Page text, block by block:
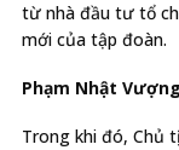
từ nhà đầu tư tổ
mới của tập đoàn.
Phạm Nhật
Trong khi đó, Chủ